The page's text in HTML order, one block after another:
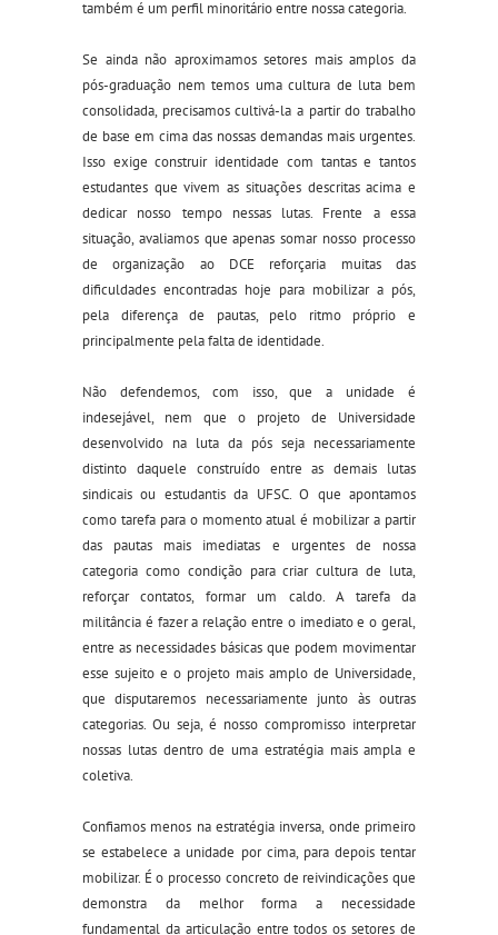
também é um perfil minoritário entre nossa categoria.
Se ainda não aproximamos setores mais amplos da
pós-graduação nem temos uma cultura de luta bem
consolidada, precisamos cultivá-la a partir do trabalho
de base em cima das nossas demandas mais urgentes.
Isso exige construir identidade com tantas e tantos
estudantes que vivem as situações descritas acima e
dedicar nosso tempo nessas lutas. Frente a essa
situação, avaliamos que apenas somar nosso processo
de organização ao DCE reforçaria muitasdas
dificuldades encontradas hoje para mobilizar a pós,
pela diferença de pautas, pelo ritmo próprio e
principalmente pela falta de identidade.
Não defendemos, com isso, que a unidade é
indesejável, nem que o projeto de Universidade
desenvolvido na luta da pós seja necessariamente
distinto daquele construído entre as demais lutas
sindicais ou estudantis da UFSC. O que apontamos
como tarefa para o momento atual é mobilizar a partir
das pautas mais imediatas e urgentes de nossa
categoria como condição para criar cultura de luta,
reforçar contatos, formar um caldo. A tarefa da
militância é fazer a relação entre o imediato e o geral,
entre as necessidades básicas que podem movimentar
esse sujeito e o projeto mais amplo de Universidade,
que disputaremos necessariamente junto às outras
categorias. Ou seja, é nosso compromisso interpretar
nossas lutas dentro de uma estratégia mais ampla e
coletiva.
Confiamos menos na estratégia inversa, onde primeiro
se estabelece a unidade por cima, para depois tentar
mobilizar. É o processo concreto de reivindicações que
demonstra da melhor forma a necessidade
fundamental da articulação entre todos os setores de